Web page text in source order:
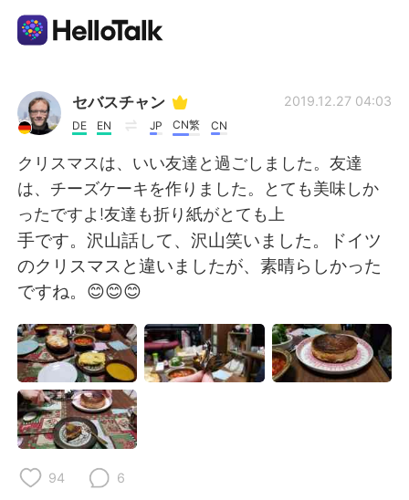
Dil Değişimi Uygulaması
AI Grammar Checker
Türkçe
English 简体中文
繁體中文 Español
العربية Français
Deutsch
セバスチャン
DE EN JP CN繁 CN
2019.12.27 04:03
クリスマスは、いい友達と過ごしました。友達
は、チーズケーキを作りました。とても美味しか
ったですよ!友達も折り紙がとても上
手です。沢山話して、沢山笑いました。ドイツ
のクリスマスと違いましたが、素晴らしかった
ですね。😊😊😊
94 6